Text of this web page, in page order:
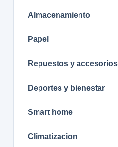
Almacenamiento
Papel
Repuestos y accesorios
Deportes y bienestar
Smart home
Climatizacion